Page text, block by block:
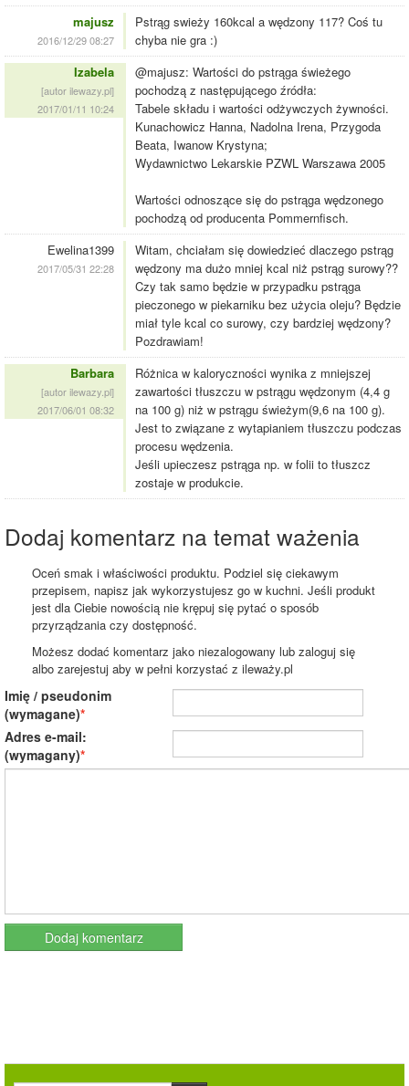
majusz
2016/12/29 08:27
Pstrąg swieży 160kcal a wędzony 117? Coś tu
chyba nie gra :)
Izabela
[autor ilewazy.pl]
2017/01/11 10:24
@majusz: Wartości do pstrąga świeżego
pochodzą z następującego źródła:
Tabele składu i wartości odżywczych żywności.
Kunachowicz Hanna, Nadolna Irena, Przygoda
Beata, Iwanow Krystyna;
Wydawnictwo Lekarskie PZWL Warszawa 2005
Wartości odnoszące się do pstrąga wędzonego
pochodzą od producenta Pommernfisch.
Ewelina1399
2017/05/31 22:28
Witam, chciałam się dowiedzieć dlaczego pstrąg
wędzony ma dużo mniej kcal niż pstrąg surowy??
Czy tak samo będzie w przypadku pstrąga
pieczonego w piekarniku bez użycia oleju? Będzie
miał tyle kcal co surowy, czy bardziej wędzony?
Pozdrawiam!
Barbara
[autor ilewazy.pl]
2017/06/01 08:32
Różnica w kaloryczności wynika z mniejszej
zawartości tłuszczu w pstrągu wędzonym (4,4 g
na 100 g) niż w pstrągu świeżym(9,6 na 100 g).
Jest to związane z wytapianiem tłuszczu podczas
procesu wędzenia.
Jeśli upieczesz pstrąga np. w folii to tłuszcz
zostaje w produkcie.
Dodaj komentarz na temat ważenia
Oceń smak i właściwości produktu. Podziel się ciekawym
przepisem, napisz jak wykorzystujesz go w kuchni. Jeśli produkt
jest dla Ciebie nowością nie krępuj się pytać o sposób
przyrządzania czy dostępność.
Możesz dodać komentarz jako niezalogowany lub zaloguj się
albo zarejestuj aby w pełni korzystać z ileważy.pl
Imię / pseudonim
(wymagane)
Adres e-mail:
(wymagany)